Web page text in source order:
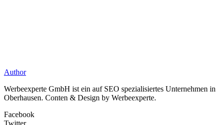
Author
Werbeexperte GmbH ist ein auf SEO spezialisiertes Unternehmen in
Oberhausen. Conten & Design by Werbeexperte.
Facebook
Twitter